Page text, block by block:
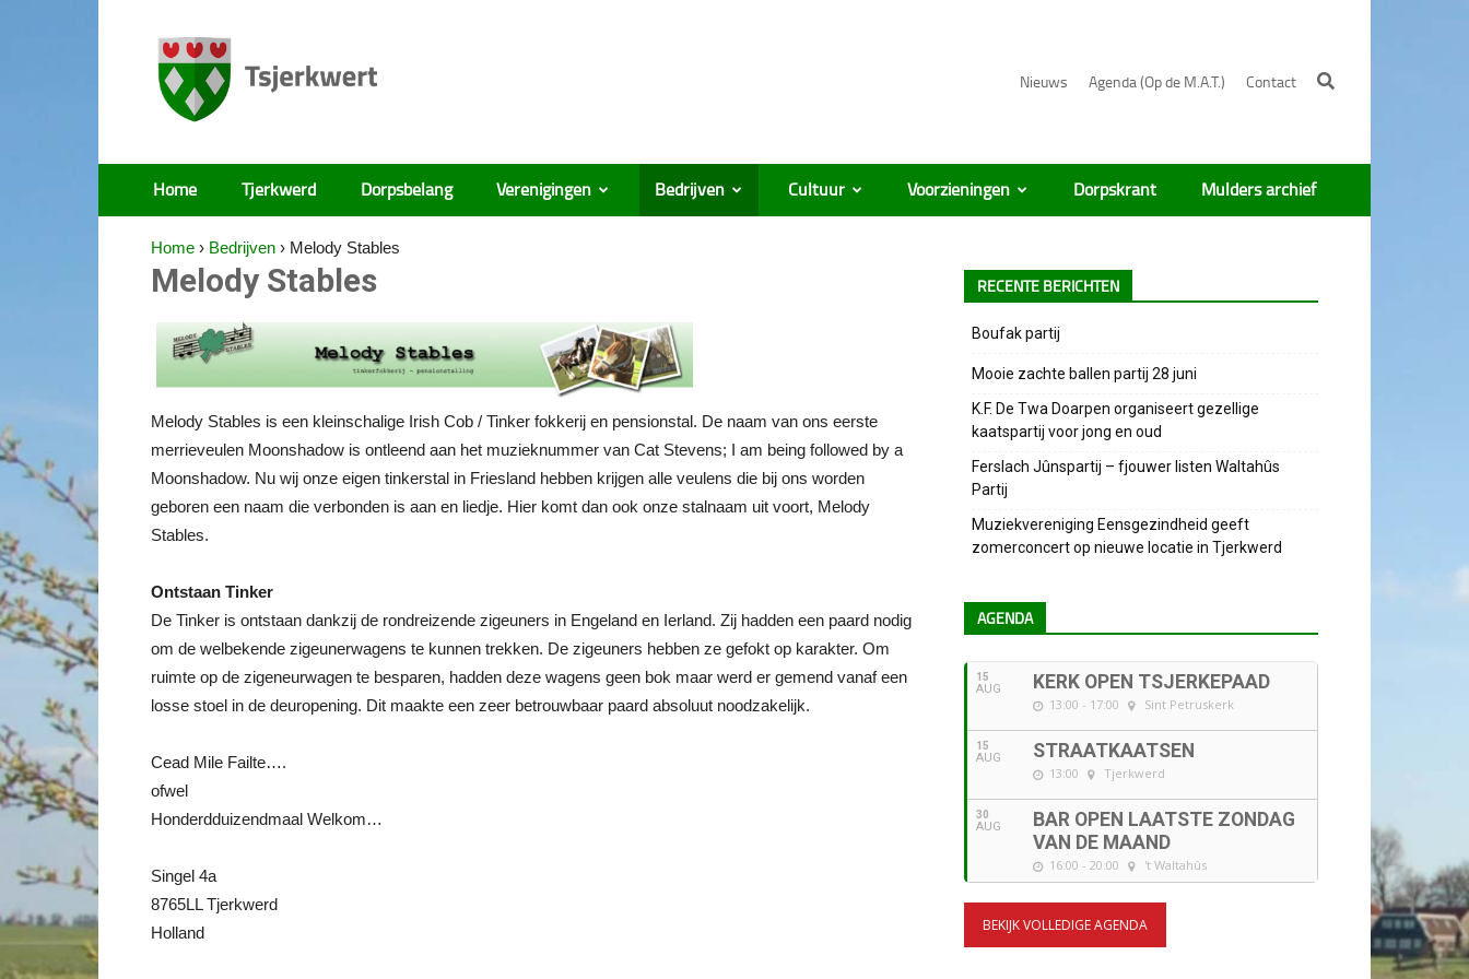
Nieuws Agenda (Op de M.A.T.) Contact
Tsjerkwert
Home Tjerkwerd Dorpsbelang Verenigingen Bedrijven Cultuur Voorzieningen Dorpskrant Mulders archief
Home › Bedrijven › Melody Stables
Melody Stables
Melody Stables is een kleinschalige Irish Cob / Tinker fokkerij en pensionstal. De naam van ons eerste
merrieveulen Moonshadow is ontleend aan het muzieknummer van Cat Stevens; I am being followed by a
Moonshadow. Nu wij onze eigen tinkerstal in Friesland hebben krijgen alle veulens die bij ons worden
geboren een naam die verbonden is aan en liedje. Hier komt dan ook onze stalnaam uit voort, Melody
Stables.
Ontstaan Tinker
De Tinker is ontstaan dankzij de rondreizende zigeuners in Engeland en Ierland. Zij hadden een paard nodig
om de welbekende zigeunerwagens te kunnen trekken. De zigeuners hebben ze gefokt op karakter. Om
ruimte op de zigeneurwagen te besparen, hadden deze wagens geen bok maar werd er gemend vanaf een
losse stoel in de deuropening. Dit maakte een zeer betrouwbaar paard absoluut noodzakelijk.
Cead Mile Failte….
ofwel
Honderdduizendmaal Welkom…
Singel 4a
8765LL Tjerkwerd
Holland
RECENTE BERICHTEN
Boufak partij
Mooie zachte ballen partij 28 juni
K.F. De Twa Doarpen organiseert gezellige
kaatspartij voor jong en oud
Ferslach Jûnspartij – fjouwer listen Waltahûs
Partij
Muziekvereniging Eensgezindheid geeft
zomerconcert op nieuwe locatie in Tjerkwerd
AGENDA
15
AUG KERK OPEN TSJERKEPAAD
13:00 - 17:00 Sint Petruskerk
15
AUG STRAATKAATSEN
13:00 Tjerkwerd
30
AUG
BAR OPEN LAATSTE ZONDAG
VAN DE MAAND
16:00 - 20:00 't Waltahûs
BEKIJK VOLLEDIGE AGENDA